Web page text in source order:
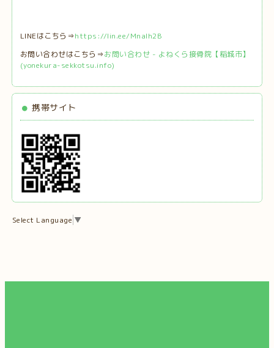
LINEはこちら⇒https://lin.ee/MnaIh2B
お問い合わせはこちら⇒お問い合わせ - よねくら接骨院【稲城市】
(yonekura-sekkotsu.info)
携帯サイト
Select Language ▼